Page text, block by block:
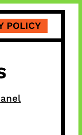
POLICY